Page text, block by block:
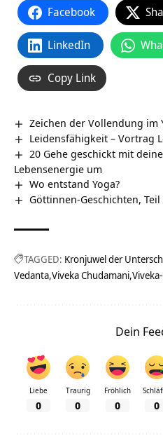
Facebook
LinkedIn
Copy Link
Zeichen der Vollendung im
Leidensfähigkeit – Vortrag
20 Gehe geschickt mit
Lebensenergie um
Wo entstand Yoga?
Göttinnen-Geschichten, Teil
TAGGED: Kronjuwel der
Vedanta Viveka Chudamani
Dein
Liebe
0
Traurig
0
Fröhlich
0 0